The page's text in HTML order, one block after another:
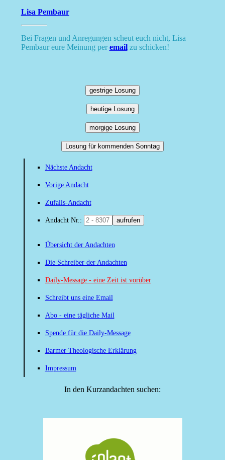
Lisa Pembaur
Bei Fragen und Anregungen scheut euch nicht, Lisa
Pembaur eure Meinung peremailzu schicken!
gestrige Losung
heutige Losung
morgige Losung
Losung für kommenden Sonntag
Nächste Andacht
Vorige Andacht
Zufalls-Andacht
Andacht Nr.: aufrufen
Übersicht der Andachten
Die Schreiber der Andachten
Daily-Message - eine Zeit ist vorüber
Schreibt uns eine Email
Abo - eine tägliche Mail
Spende für die Daily-Message
Barmer Theologische Erklärung
Impressum
In den Kurzandachten suchen: